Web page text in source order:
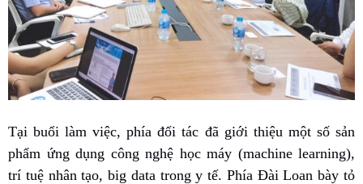
Tại buổi làm việc, phía đối tác đã giới thiệu một số sản
phẩm ứng dụng công nghệ học máy (machine learning),
trí tuệ nhân tạo, big data trong y tế. Phía Đài Loan bày tỏ